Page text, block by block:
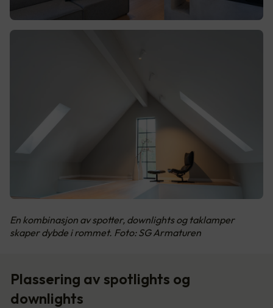
En kombinasjon av spotter, downlights og taklamper
skaper dybde i rommet. Foto: SG Armaturen
Plassering av spotlights og
downlights